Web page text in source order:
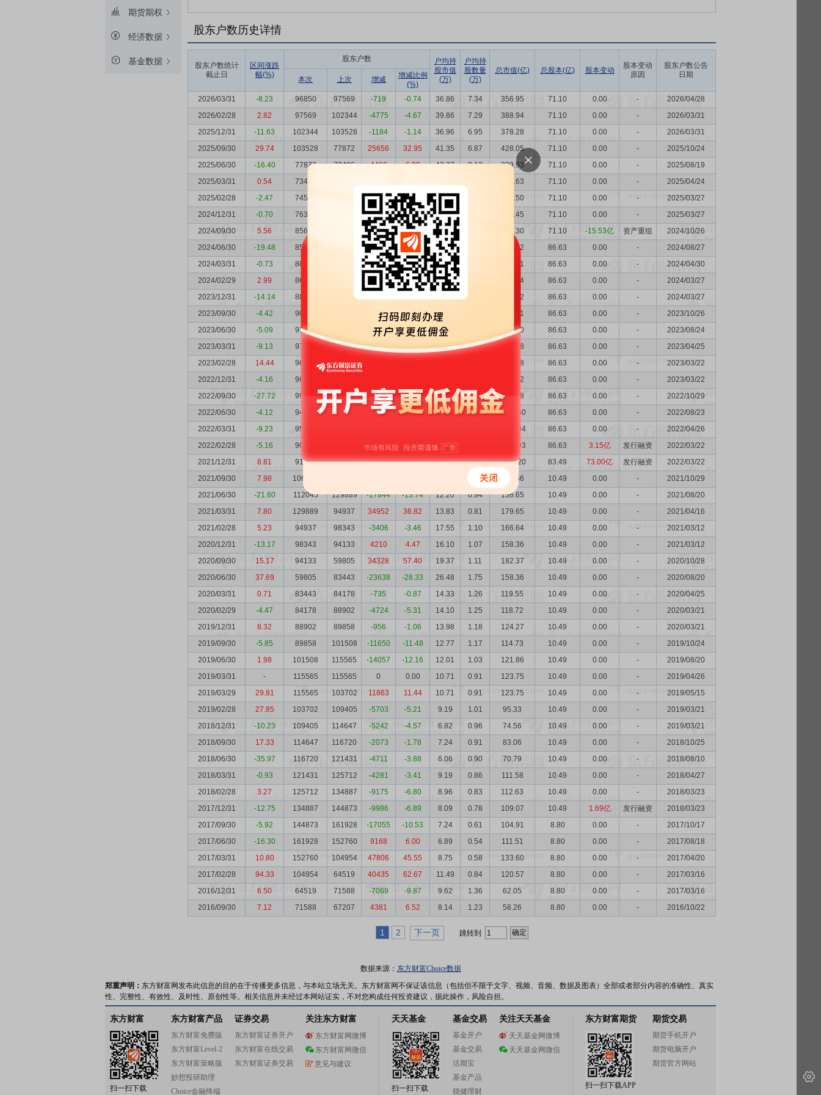
期货期权
经济数据
基金数据
股东户数历史详情
股东户数统计
截止日
区间涨跌
幅(%)
股东户数
户均持
股市值
(万)
户均持
股数量
(万)
总市值(亿) 总股本(亿) 股本变动
股本变动
原因
股东户数公告
日期
本次 上次 增减
增减比例
(%)
2026/03/31
-8.23 96850 97569 -719 -0.74 36.86 7.34 356.95 71.10 0.00 -
2026/04/28
2026/02/28
2.82 97569 102344 -4775 -4.67 39.86 7.29 388.94 71.10 0.00 -
2026/03/31
2025/12/31
-11.63 102344 103528 -1184 -1.14 36.96 6.95 378.28 71.10 0.00 -
2026/03/31
2025/09/30
29.74 103528 77872 25656 32.95 41.35 6.87 428.05 71.10 0.00 -
2025/10/24
2025/06/30
-16.40 77872 73406 4466 6.08 42.37 9.13 329.93 71.10 0.00 -
2025/08/19
2025/03/31
0.54 73406 394.63 71.10 0.00 -
2025/04/24
2025/02/28
-2.47 74560 -1829 -2.39 52.64 392.50 71.10 0.00 -
2025/03/27
2024/12/31
-0.70 76389 -9246 -10.80 52.68 402.45 71.10 0.00 -
2025/03/27
2024/09/30
5.56 85635 194 0.23 47.33 405.30 71.10 -15.53亿 资产重组
2024/10/26
2024/06/30
-19.48 85441 -3235 -3.65 54.75 467.82 86.63 0.00 -
2024/08/27
2024/03/31
-0.73 88676 2318 2.68 66.73 591.71 86.63 0.00 -
2024/04/30
2024/02/29
2.99 86358 -2538 -2.86 69.02 596.04 86.63 0.00 -
2024/03/27
2023/12/31
-14.14 88896 90310 9.75 578.72 86.63 0.00 -
2024/03/27
2023/09/30
-4.42 90310 -1515 -1.65 74.63 674.01 86.63 0.00 -
2023/10/26
2023/06/30
-5.09 91825 -5714 -5.86 76.80 705.20 86.63 0.00 -
2023/08/24
2023/03/31
-9.13 97539 96828 711 78.69 8.88 767.58 86.63 0.00 -
2023/04/25
2023/02/28
14.44 96828 96537 844.68 86.63 0.00 -
2023/03/22
2022/12/31
-4.16 96537 738.12 86.63 0.00 -
2023/03/22
2022/09/30
-27.72 99835 94056 5779 6.14 77.15 8.68 770.18 86.63 0.00 -
2022/10/29
2022/06/30
-4.12 94056 95190 -1134 -1.19 113.29 9.21 1065.60 86.63 0.00 -
2022/08/23
2022/03/31
-9.23 95190 1141.84 86.63 0.00 -
2022/04/26
2022/02/28
-5.16 90818 -771 -0.84 138.51 1257.93 86.63 3.15亿 发行融资
2022/03/22
2021/12/31
8.81 91589 106597 -15008 -14.08 139.56 9.12 1278.20 83.49 73.00亿 发行融资
2022/03/22
2021/09/30
7.98 106597 0.98 147.56 10.49 0.00 -
2021/10/29
2021/06/30
-21.60 112045 129889 -17844 -13.74 12.20 0.94 136.65 10.49 0.00 -
2021/08/20
2021/03/31
7.80 129889 94937 34952 36.82 13.83 0.81 179.65 10.49 0.00 -
2021/04/16
2021/02/28
5.23 94937 98343 -3406 -3.46 17.55 1.10 166.64 10.49 0.00 -
2021/03/12
2020/12/31
-13.17 98343 94133 4210 4.47 16.10 1.07 158.36 10.49 0.00 -
2021/03/12
2020/09/30
15.17 94133 59805 34328 57.40 19.37 1.11 182.37 10.49 0.00 -
2020/10/28
2020/06/30
37.69 59805 83443 -23638 -28.33 26.48 1.75 158.36 10.49 0.00 -
2020/08/20
2020/03/31
0.71 83443 84178 -735 -0.87 14.33 1.26 119.55 10.49 0.00 -
2020/04/25
2020/02/29
-4.47 84178 88902 -4724 -5.31 14.10 1.25 118.72 10.49 0.00 -
2020/03/21
2019/12/31
8.32 88902 89858 -956 -1.06 13.98 1.18 124.27 10.49 0.00 -
2020/03/21
2019/09/30
-5.85 89858 101508 -11650 -11.48 12.77 1.17 114.73 10.49 0.00 -
2019/10/24
2019/06/30
1.98 101508 115565 -14057 -12.16 12.01 1.03 121.86 10.49 0.00 -
2019/08/20
2019/03/31
- 115565 115565 0 0.00 10.71 0.91 123.75 10.49 0.00 -
2019/04/26
2019/03/29
29.81 115565 103702 11863 11.44 10.71 0.91 123.75 10.49 0.00 -
2019/05/15
2019/02/28
27.85 103702 109405 -5703 -5.21 9.19 1.01 95.33 10.49 0.00 -
2019/03/21
2018/12/31
-10.23 109405 114647 -5242 -4.57 6.82 0.96 74.56 10.49 0.00 -
2019/03/21
2018/09/30
17.33 114647 116720 -2073 -1.78 7.24 0.91 83.06 10.49 0.00 -
2018/10/25
2018/06/30
-35.97 116720 121431 -4711 -3.88 6.06 0.90 70.79 10.49 0.00 -
2018/08/10
2018/03/31
-0.93 121431 125712 -4281 -3.41 9.19 0.86 111.58 10.49 0.00 -
2018/04/27
2018/02/28
3.27 125712 134887 -9175 -6.80 8.96 0.83 112.63 10.49 0.00 -
2018/03/23
2017/12/31
-12.75 134887 144873 -9986 -6.89 8.09 0.78 109.07 10.49 1.69亿 发行融资
2018/03/23
2017/09/30
-5.92 144873 161928 -17055 -10.53 7.24 0.61 104.91 8.80 0.00 -
2017/10/17
2017/06/30
-16.30 161928 152760 9168 6.00 6.89 0.54 111.51 8.80 0.00 -
2017/08/18
2017/03/31
10.80 152760 104954 47806 45.55 8.75 0.58 133.60 8.80 0.00 -
2017/04/20
2017/02/28
94.33 104954 64519 40435 62.67 11.49 0.84 120.57 8.80 0.00 -
2017/03/16
2016/12/31
6.50 64519 71588 -7069 -9.87 9.62 1.36 62.05 8.80 0.00 -
2017/03/16
2016/09/30
7.12 71588 67207 4381 6.52 8.14 1.23 58.26 8.80 0.00 - 2016/10/22
1 2 下一页 跳转到
数据来源： 东方财富Choice数据
郑重声明： 东方财富网发布此信息的目的在于传播更多信息，与本站立场无关。东方财富网不保证该信息（包括但不限于文字、视频、音频、数据及图表）全部或者部分内容的准确性、真实
性、完整性、有效性、及时性、原创性等。相关信息并未经过本网站证实，不对您构成任何投资建议，据此操作，风险自担。
东方财富
扫一扫下载
东方财富产品
东方财富免费版
东方财富Level-2
东方财富策略版
妙想投研助理
Choice金融终端
证券交易
东方财富证券开户
东方财富在线交易
东方财富证券交易
关注东方财富
东方财富网微博
东方财富网微信
意见与建议
天天基金
扫一扫下载
基金交易
基金开户
基金交易
活期宝
基金产品
稳健理财
关注天天基金
天天基金网微博
天天基金网微信
东方财富期货
扫一扫下载APP
期货交易
期货手机开户
期货电脑开户
期货官方网站